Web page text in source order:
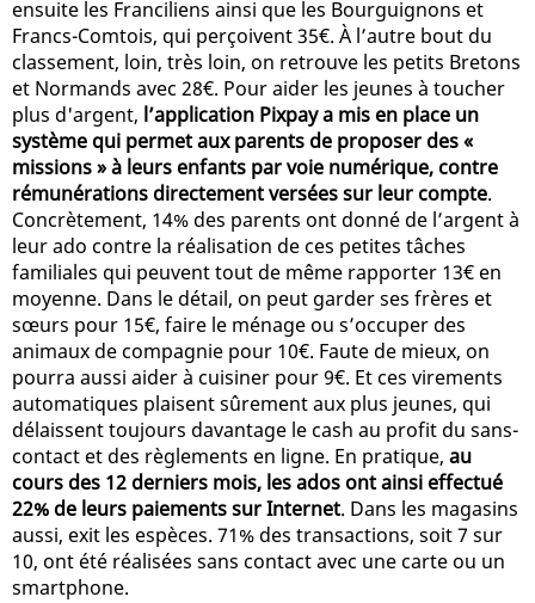
ensuite les Franciliens ainsi que les Bourguignons et
Francs-Comtois, qui perçoivent 35€. À l’autre bout du
classement, loin, très loin, on retrouve les petits Bretons
et Normands avec 28€. Pour aider les jeunes à toucher
plus d'argent, l’application Pixpay a mis en place un
système qui permet aux parents de proposer des «
missions » à leurs enfants par voie numérique, contre
rémunérations directement versées sur leur compte.
Concrètement, 14% des parents ont donné de l’argent à
leur ado contre la réalisation de ces petites tâches
familiales qui peuvent tout de même rapporter 13€ en
moyenne. Dans le détail, on peut garder ses frères et
sœurs pour 15€, faire le ménage ou s’occuper des
animaux de compagnie pour 10€. Faute de mieux, on
pourra aussi aider à cuisiner pour 9€. Et ces virements
automatiques plaisent sûrement aux plus jeunes, qui
délaissent toujours davantage le cash au profit du sans-
contact et des règlements en ligne. En pratique, au
cours des 12 derniers mois, les ados ont ainsi effectué
22% de leurs paiements sur Internet. Dans les magasins
aussi, exit les espèces. 71% des transactions, soit 7 sur
10, ont été réalisées sans contact avec une carte ou un
smartphone.